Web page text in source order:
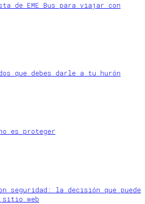
de EME Bus para viajar con
que debes darle a tu hurón
es proteger
seguridad: la decisión que puede
web